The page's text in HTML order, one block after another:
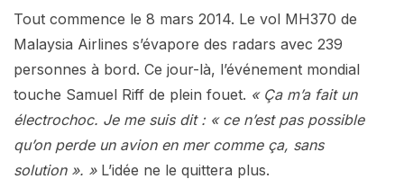
Tout commence le 8 mars 2014. Le vol MH370 de
Malaysia Airlines s’évapore des radars avec 239
personnes à bord. Ce jour-là, l’événement mondial
touche Samuel Riff de plein fouet. « Ça m’a fait un
électrochoc. Je me suis dit : « ce n’est pas possible
qu’on perde un avion en mer comme ça, sans
solution ». »L’idée ne le quittera plus.